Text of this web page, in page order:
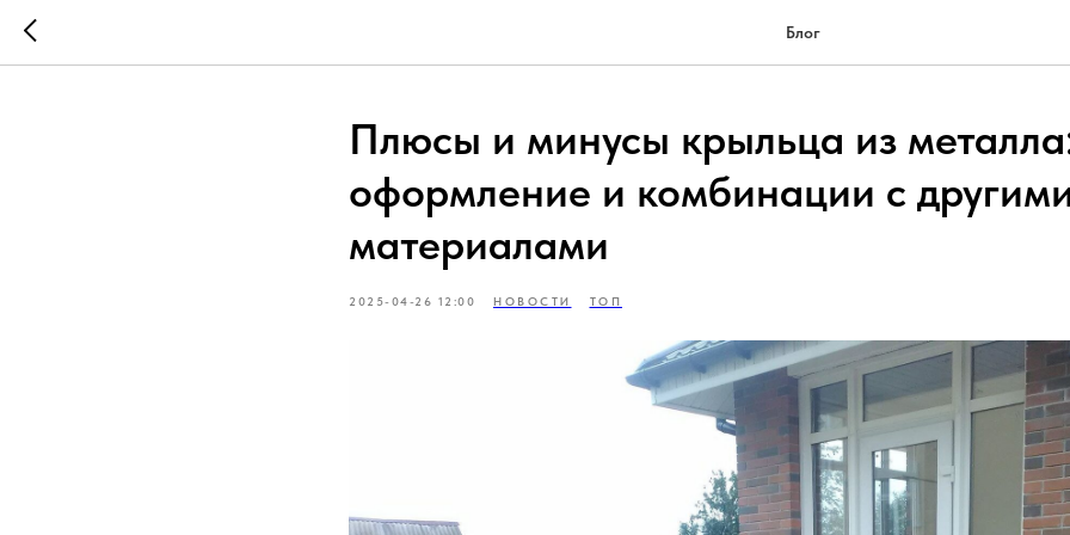
Блог
Плюсы и минусы крыльца из
оформление и комбинации с
материалами
2025-04-26 12:00 НОВОСТИ ТОП